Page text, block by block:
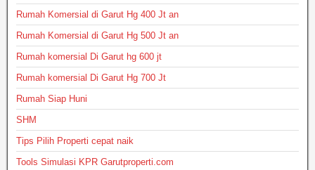
Rumah Komersial di Garut Hg 400 Jt an
Rumah Komersial di Garut Hg 500 Jt an
Rumah komersial Di Garut hg 600 jt
Rumah komersial Di Garut Hg 700 Jt
Rumah Siap Huni
SHM
Tips Pilih Properti cepat naik
Tools Simulasi KPR Garutproperti.com